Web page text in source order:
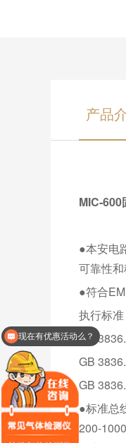
产品
MIC-600
●本安电
可靠性
●符合
执行标
GB
GB
GB
●标准总
200-
现在有优惠活动么？